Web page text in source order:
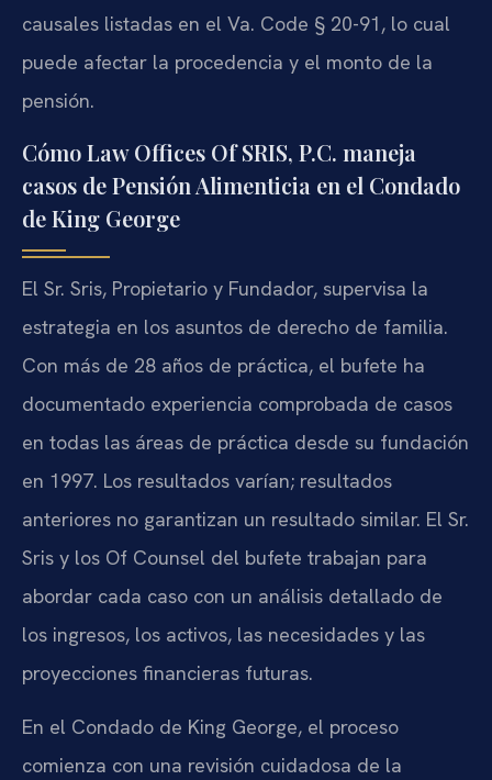
causales listadas en el Va. Code § 20-91, lo cual
puede afectar la procedencia y el monto de la
pensión.
Cómo Law Offices Of SRIS, P.C. maneja
casos de Pensión Alimenticia en el Condado
de King George
El Sr. Sris, Propietario y Fundador, supervisa la
estrategia en los asuntos de derecho de familia.
Con más de 28 años de práctica, el bufete ha
documentado experiencia comprobada de casos
en todas las áreas de práctica desde su fundación
en 1997. Los resultados varían; resultados
anteriores no garantizan un resultado similar. El Sr.
Sris y los Of Counsel del bufete trabajan para
abordar cada caso con un análisis detallado de
los ingresos, los activos, las necesidades y las
proyecciones financieras futuras.
En el Condado de King George, el proceso
comienza con una revisión cuidadosa de la